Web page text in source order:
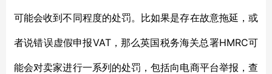
可能会收到不同程度的处罚。比如果是存在故意拖延，或
者说错误虚假申报VAT，那么英国税务海关总署HMRC可
能会对卖家进行一系列的处罚，包括向电商平台举报，查